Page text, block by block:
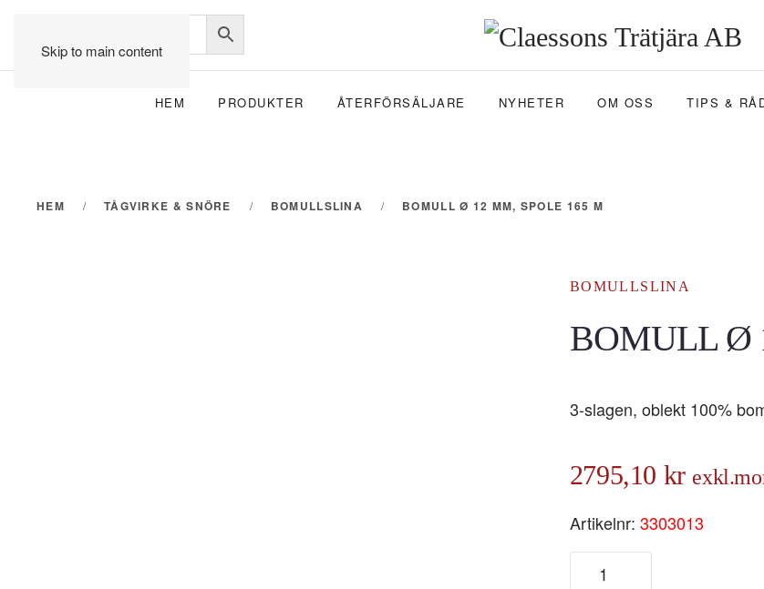
Skip to main content
HEM PRODUKTER ÅTERFÖRSÄLJARE NYHETER OM OSS TIPS &
HEM TÅGVIRKE & SNÖRE BOMULLSLINA BOMULL Ø 12 MM, SPOLE 165 M
BOMULLSLINA
BOMULL Ø
3-slagen, oblekt 100%
2795,10 kr
Artikelnr: 3303013
BOMULL